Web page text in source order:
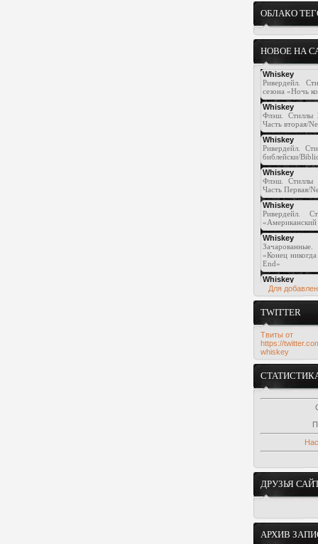
ОБЛАКО
НОВОЕ НА
Для
TWITTER
Твиты от
https://
whiskey
ДРУЗЬЯ
АРХИВ